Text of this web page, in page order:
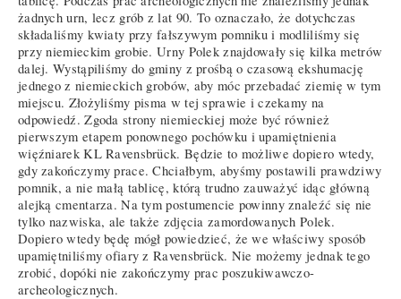
żadnych urn, lecz grób z lat 90. To oznaczało, że dotychczas
składaliśmy kwiaty przy fałszywym pomniku i modliliśmy się
przy niemieckim grobie. Urny Polek znajdowały się kilka metrów
dalej. Wystąpiliśmy do gminy z prośbą o czasową ekshumację
jednego z niemieckich grobów, aby móc przebadać ziemię w tym
miejscu. Złożyliśmy pisma w tej sprawie i czekamy na
odpowiedź. Zgoda strony niemieckiej może być również
pierwszym etapem ponownego pochówku i upamiętnienia
więźniarek KL Ravensbrück. Będzie to możliwe dopiero wtedy,
gdy zakończymy prace. Chciałbym, abyśmy postawili prawdziwy
pomnik, a nie małą tablicę, którą trudno zauważyć idąc główną
alejką cmentarza. Na tym postumencie powinny znaleźć się nie
tylko nazwiska, ale także zdjęcia zamordowanych Polek.
Dopiero wtedy będę mógł powiedzieć, że we właściwy sposób
upamiętniliśmy ofiary z Ravensbrück. Nie możemy jednak tego
zrobić, dopóki nie zakończymy prac poszukiwawczo-
archeologicznych.